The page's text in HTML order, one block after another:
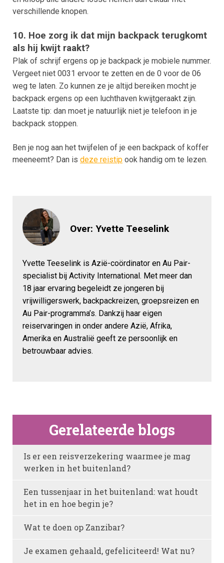
verschillende knopen.
10. Hoe zorg ik dat mijn backpack terugkomt
als hij kwijt raakt?
Plak of schrijf ergens op je backpack je mobiele nummer.
Vergeet niet 0031 ervoor te zetten en de 0 voor de 06
weg te laten. Zo kunnen ze je altijd bereiken mocht je
backpack ergens op een luchthaven kwijtgeraakt zijn.
Laatste tip: dan moet je natuurlijk niet je telefoon in je
backpack stoppen.
Ben je nog aan het twijfelen of je een backpack of koffer
meeneemt? Dan is deze reistip ook handig om te lezen.
Over: Yvette Teeselink
Yvette Teeselink is Azië-coördinator en Au Pair-
specialist bij Activity International. Met meer dan
18 jaar ervaring begeleidt ze jongeren bij
vrijwilligerswerk, backpackreizen, groepsreizen en
Au Pair-programma’s. Dankzij haar eigen
reiservaringen in onder andere Azië, Afrika,
Amerika en Australië geeft ze persoonlijk en
betrouwbaar advies.
Gerelateerde blogs
Is er een reisverzekering waarmee je mag
werken in het buitenland?
Een tussenjaar in het buitenland: wat houdt
het in en hoe begin je?
Wat te doen op Zanzibar?
Je examen gehaald, gefeliciteerd! Wat nu?